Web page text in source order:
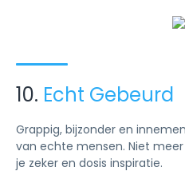
10. Echt Gebeurd
Grappig, bijzonder en
van echte mensen. Niet
je zeker en dosis inspiratie.